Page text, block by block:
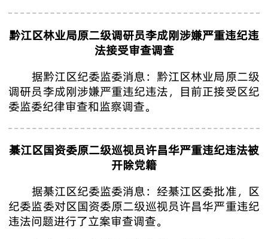
黔江区林业局原二级调研员李成刚涉嫌严重违纪违
法接受审查调查
据黔江区纪委监委消息：黔江区林业局原二级
调研员李成刚涉嫌严重违纪违法，目前正接受区纪
委监委纪律审查和监察调查。
綦江区国资委原二级巡视员许昌华严重违纪违法被
开除党籍
据綦江区纪委监委消息：经綦江区委批准，区
纪委监委对区国资委原二级巡视员许昌华严重违纪
违法问题进行了立案审查调查。